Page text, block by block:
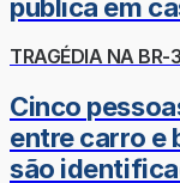
pública em
TRAGÉDIA NA BR-
Cinco
entre carro e
são